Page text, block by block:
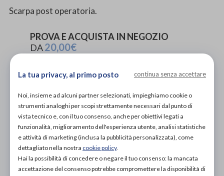
Scarpa post operatoria.
PROVA E ACQUISTA IN NEGOZIO
DA20,00€
NON DISPONIBILE
ACQUISTA ONLINE
DA20,00€
La tua privacy, al primo posto continua senza accettare
Noi, insieme ad alcuni partner selezionati, impieghiamo cookie o
strumenti analoghi per scopi strettamente necessari dal punto di
vista tecnico e, con il tuo consenso, anche per obiettivi legati a
funzionalità, miglioramento dell'esperienza utente, analisi statistiche
e attività di marketing (inclusa la pubblicità personalizzata), come
dettagliato nella nostra cookie policy.
Hai la possibilità di concedere o negare il tuo consenso: la mancata
accettazione del consenso potrebbe compromettere la disponibilità di